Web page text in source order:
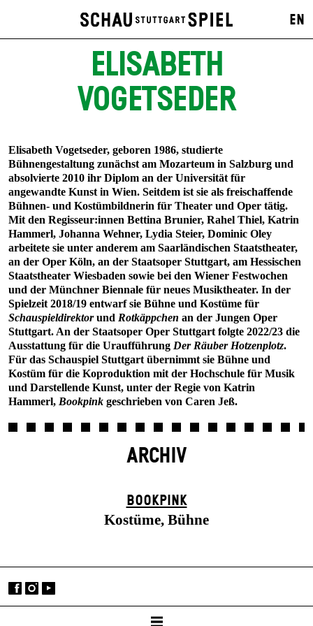
EN
ELISABETH
VOGETSEDER
Elisabeth Vogetseder, geboren 1986, studierte
Bühnengestaltung zunächst am Mozarteum in Salzburg und
absolvierte 2010 ihr Diplom an der Universität für
angewandte Kunst in Wien. Seitdem ist sie als freischaffende
Bühnen- und Kostümbildnerin für Theater und Oper tätig.
Mit den Regisseur:innen Bettina Brunier, Rahel Thiel, Katrin
Hammerl, Johanna Wehner, Lydia Steier, Dominic Oley
arbeitete sie unter anderem am Saarländischen Staatstheater,
an der Oper Köln, an der Staatsoper Stuttgart, am Hessischen
Staatstheater Wiesbaden sowie bei den Wiener Festwochen
und der Münchner Biennale für neues Musiktheater. In der
Spielzeit 2018/19 entwarf sie Bühne und Kostüme für
Schauspieldirektorund Rotkäppchen an der Jungen Oper
Stuttgart. An der Staatsoper Oper Stuttgart folgte 2022/23 die
Ausstattung für die Uraufführung Der Räuber Hotzenplotz.
Für das Schauspiel Stuttgart übernimmt sie Bühne und
Kostüm für die Koproduktion mit der Hochschule für Musik
und Darstellende Kunst, unter der Regie von Katrin
Hammerl, Bookpink geschrieben von Caren Jeß.
ARCHIV
BOOK­PINK
Kostüme, Bühne